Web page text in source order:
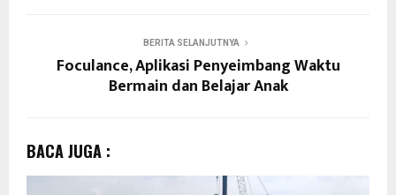
BERITA SELANJUTNYA
Foculance, Aplikasi Penyeimbang Waktu
Bermain dan Belajar Anak
BACA JUGA :